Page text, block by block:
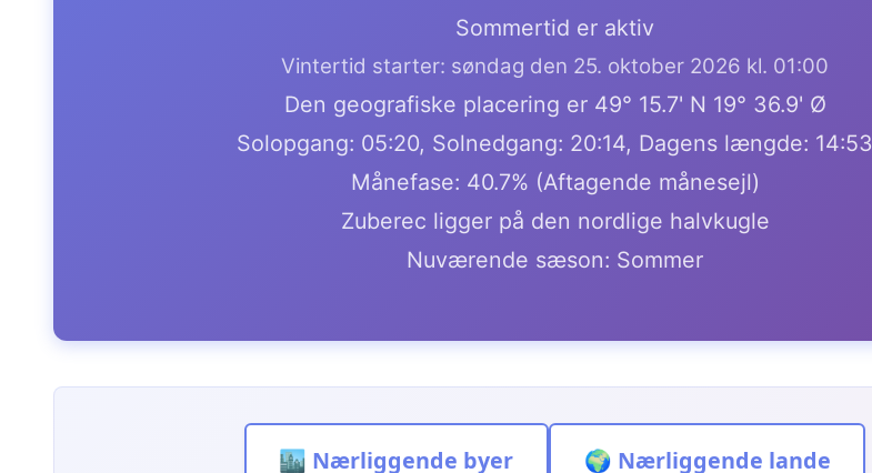
Sommertid er aktiv
Vintertid starter: søndag den 25. oktober 2026 kl. 01:00
Den geografiske placering er 49° 15.7' N 19° 36.9' Ø
Solopgang: 05:20, Solnedgang: 20:14, Dagens længde: 14:53
Månefase: 40.7% (Aftagende månesejl)
Zuberec ligger på den nordlige halvkugle
Nuværende sæson: Sommer
🏙️ Nærliggende byer 🌍 Nærliggende lande